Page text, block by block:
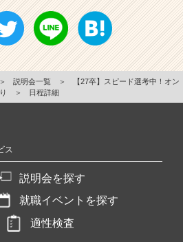
＞ 説明会一覧 ＞
【27卒】スピード選考中！オン
＞ 日程詳細
ス
説明会を探す
就職イベントを探す
適性検査